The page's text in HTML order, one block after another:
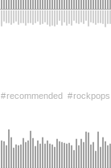
recommended rockpops